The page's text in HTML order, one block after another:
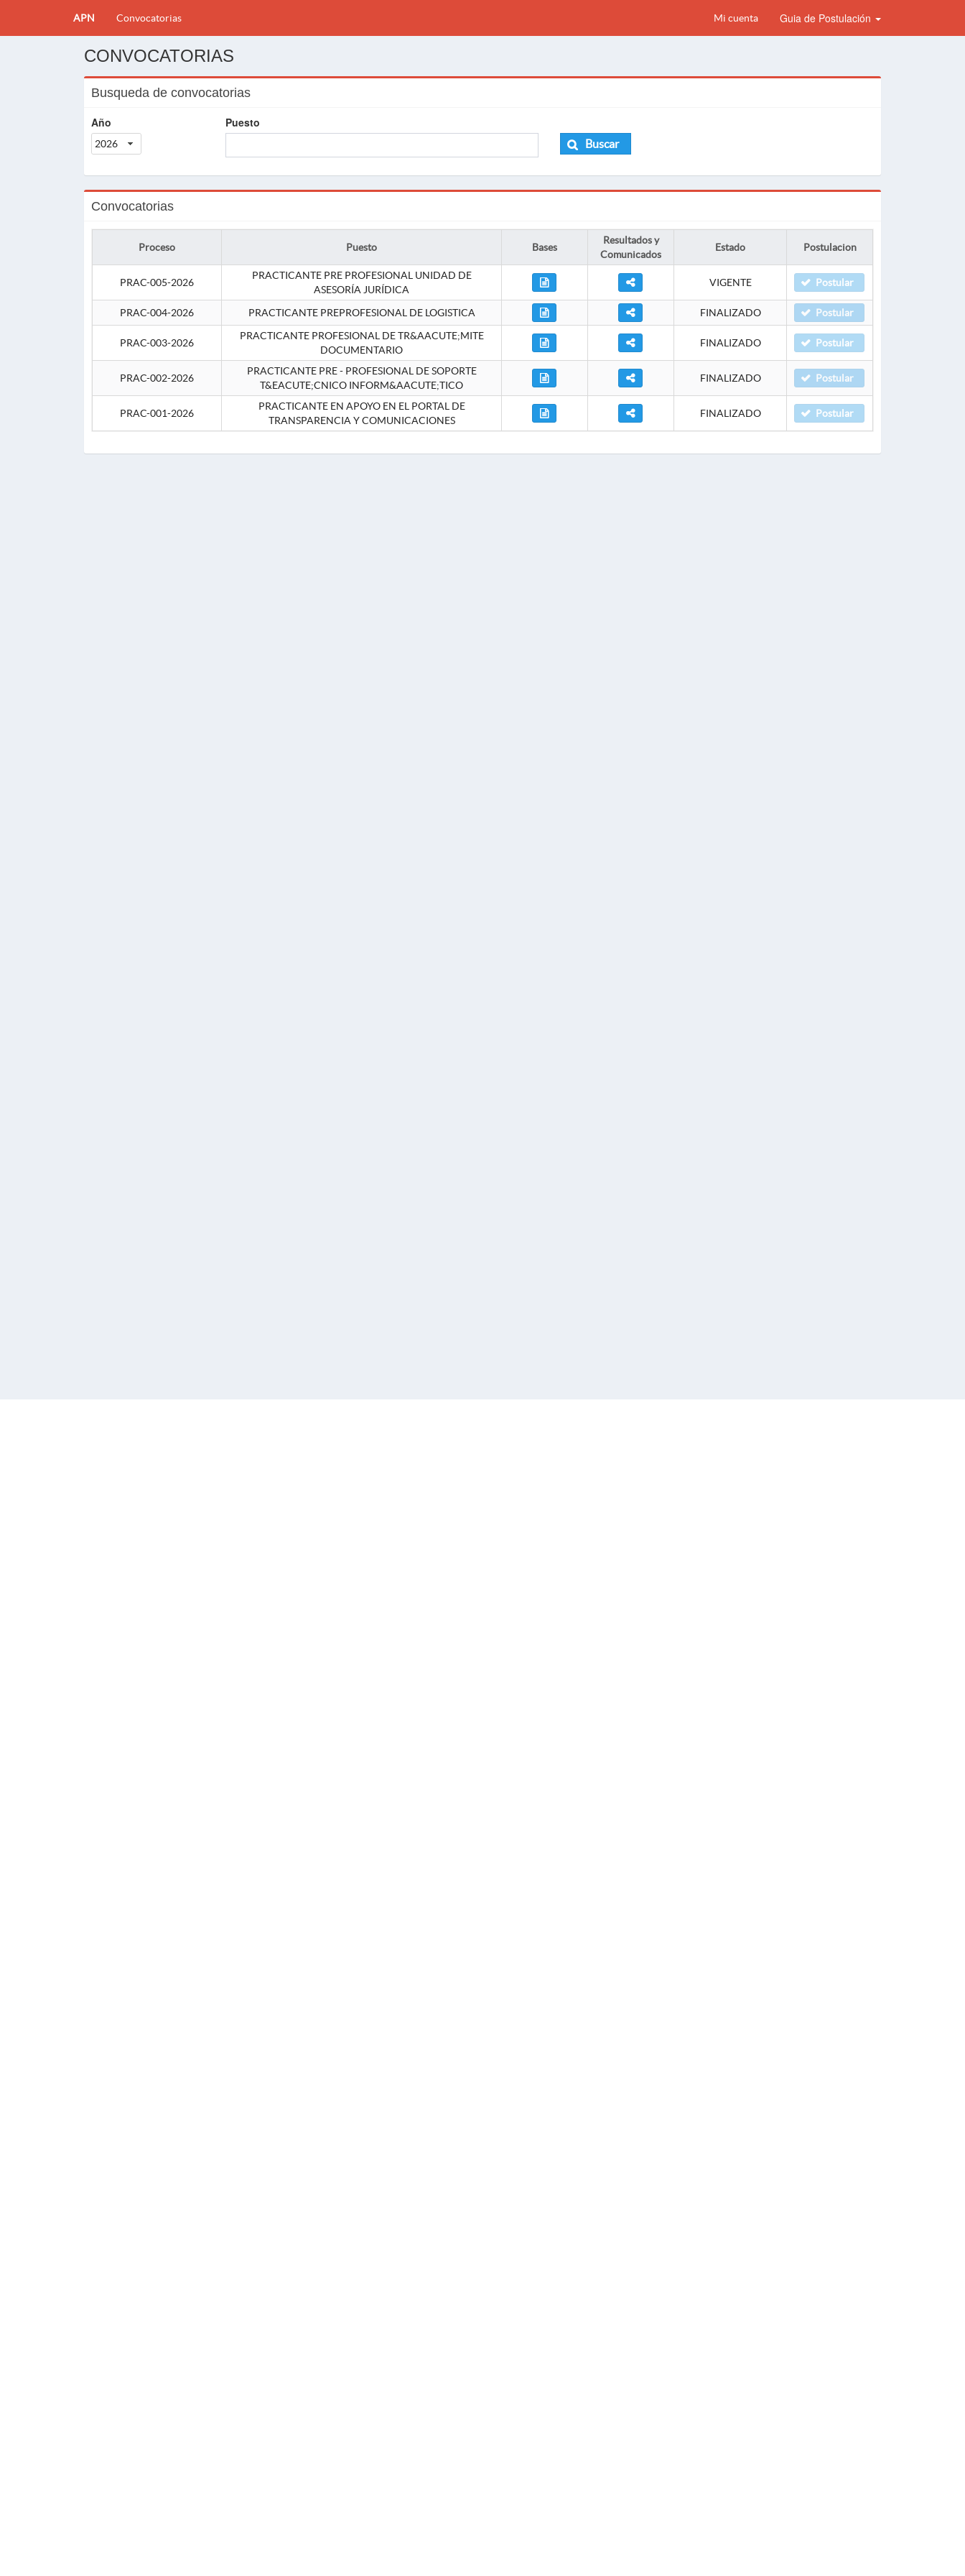
APN Convocatorias Mi cuenta Guia de Postulación
CONVOCATORIAS
Busqueda de convocatorias
Año
2026
Puesto
Buscar
Convocatorias
Proceso Puesto Bases
Resultados y
Comunicados
Estado Postulacion
PRAC-005-2026
PRACTICANTE PRE PROFESIONAL UNIDAD DE
ASESORÍA JURÍDICA
VIGENTE Postular
PRAC-004-2026 PRACTICANTE PREPROFESIONAL DE LOGISTICA FINALIZADO Postular
PRAC-003-2026
PRACTICANTE PROFESIONAL DE TR&AACUTE;MITE
DOCUMENTARIO
FINALIZADO Postular
PRAC-002-2026
PRACTICANTE PRE - PROFESIONAL DE SOPORTE
T&EACUTE;CNICO INFORM&AACUTE;TICO
FINALIZADO Postular
PRAC-001-2026
PRACTICANTE EN APOYO EN EL PORTAL DE
TRANSPARENCIA Y COMUNICACIONES
FINALIZADO Postular